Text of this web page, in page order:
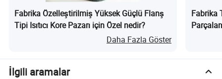
kurumsal kültürüne bağlı kalır. Müşterilerimiz ve
tedarikçilerimizle uzun vadeli bir işbirliği ilişkisi kurmaya
ve toplum için değer yaratmaya kararlıyız. Sürekli
çabalarımız ve yeniliklerimiz sayesinde daha rekabetçi ve
etkili bir dış ticaret fabrikası olacağımızı düşünüyoruz.
Fabrika Özelleştirilmiş Yüksek Güçlü Flanş
Tipi Isıtıcı Kore Pazarı için Özel nedir?
Daha Fazla Göster
Fabrika
İlgili aramalar